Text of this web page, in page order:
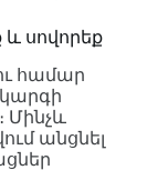
սովորեք
համար
Մինչև
անցնել